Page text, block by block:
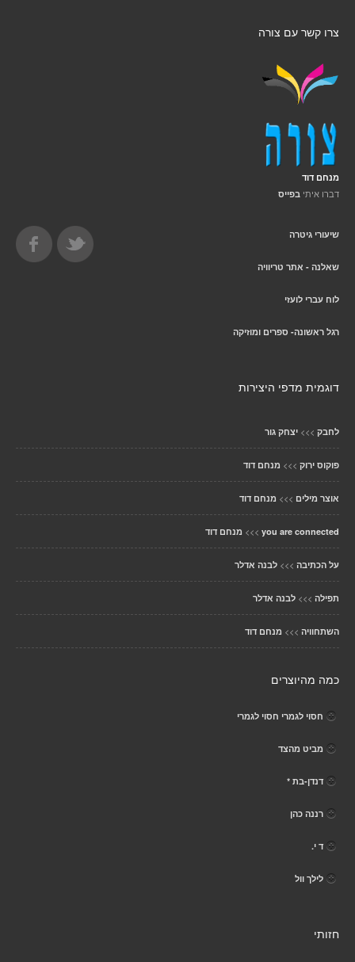
צרו קשר עם צורה
מנחם דוד
דברו איתי בפייס
שיעורי גיטרה
שאלנה - אתר טריוויה
לוח עברי לועזי
רגל ראשונה- ספרים ומוזיקה
דוגמית מדפי היצירות
לחבק >>> יצחק גור
פוקוס ירוק >>> מנחם דוד
אוצר מילים >>> מנחם דוד
you are connected
>>> מנחם דוד
על הכתיבה >>> לבנה אדלר
תפילה >>> לבנה אדלר
השתחוויה >>> מנחם דוד
כמה מהיוצרים
חסוי לגמרי חסוי לגמרי
מביט מהצד
דנדן-בת *
רננה כהן
ד י.
לילך וול
חזותי